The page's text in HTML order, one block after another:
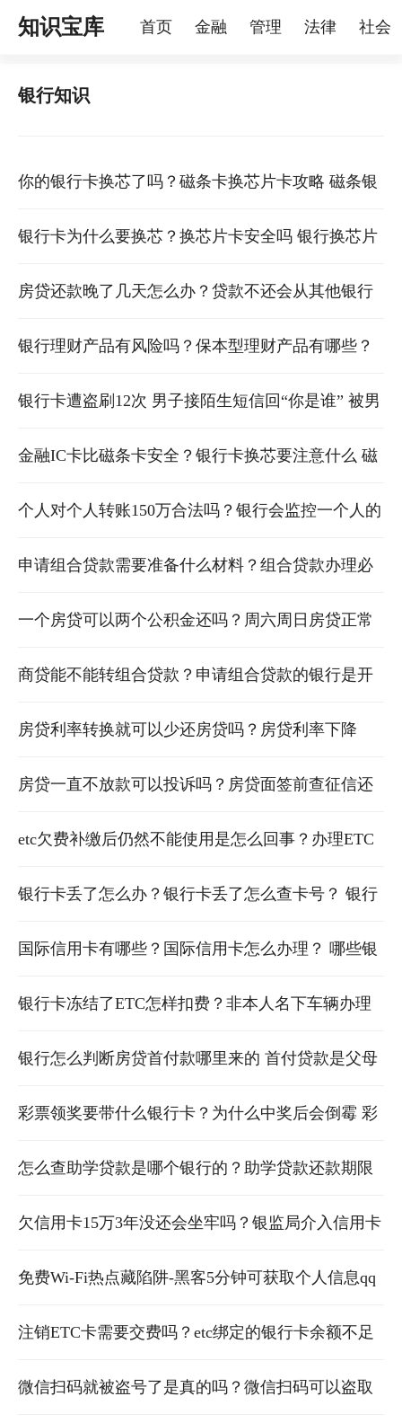
知识宝库 首页 金融 管理 法律 社会
银行知识
你的银行卡换芯了吗？磁条卡换芯片卡攻略 磁条银
行卡需要换么
银行卡为什么要换芯？换芯片卡安全吗 银行换芯片
卡老卡还能用吗
房贷还款晚了几天怎么办？贷款不还会从其他银行
卡扣款吗 房贷还款晚了几天怎么办?贷款有影响吗
银行理财产品有风险吗？保本型理财产品有哪些？
银行理财产品低风险能保本吗
银行卡遭盗刷12次 男子接陌生短信回“你是谁” 被男
友盗刷信用卡
金融IC卡比磁条卡安全？银行卡换芯要注意什么 磁
条卡安全还是芯片卡安全
个人对个人转账150万合法吗？银行会监控一个人的
现金流水吗 个人转账150万需要银监会吗
申请组合贷款需要准备什么材料？组合贷款办理必
须要在同一家银行吗 组合贷款需要的材料
一个房贷可以两个公积金还吗？周六周日房贷正常
从银行扣除吗 一套房子可以两个人的公积金还贷吗
商贷能不能转组合贷款？申请组合贷款的银行是开
发商指定的吗 商贷能不能转组合贷款?申请组合贷
款?
房贷利率转换就可以少还房贷吗？房贷利率下降
0.05每个月少还多少 房贷利率太高了 还掉换银行可
以吗
房贷一直不放款可以投诉吗？房贷面签前查征信还
是面签后 银行贷款一直不放款可以投诉吗
etc欠费补缴后仍然不能使用是怎么回事？办理ETC
去银行还是高速口好
银行卡丢了怎么办？银行卡丢了怎么查卡号？ 银行
卡丢了怎么办?银行卡丢了怎么补办
国际信用卡有哪些？国际信用卡怎么办理？ 哪些银
行可以办国际信用卡
银行卡冻结了ETC怎样扣费？非本人名下车辆办理
etc流程 银行卡冻结了etc怎样扣费?非本人缴费
银行怎么判断房贷首付款哪里来的 首付贷款是父母
卡转过来可以查到吗 贷款买房银行会查首付吗
彩票领奖要带什么银行卡？为什么中奖后会倒霉 彩
票领奖要带什么银行卡?为什么不能用
怎么查助学贷款是哪个银行的？助学贷款还款期限
是几年？ 助学贷款贷了多少怎么查
欠信用卡15万3年没还会坐牢吗？银监局介入信用卡
协商还款有用么 欠银行信用卡15万还不上要坐多牢
免费Wi-Fi热点藏陷阱-黑客5分钟可获取个人信息qq
号银行卡密码 免费wifi的陷阱
注销ETC卡需要交费吗？etc绑定的银行卡余额不足
时可以上高速吗 etc注销需要付费吗
微信扫码就被盗号了是真的吗？微信扫码可以盗取